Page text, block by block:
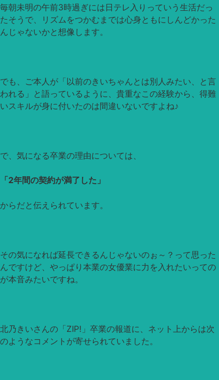
毎朝未明の午前3時過ぎには日テレ入りっていう生活だっ
たそうで、リズムをつかむまでは心身ともにしんどかった
んじゃないかと想像します。
でも、ご本人が「以前のきいちゃんとは別人みたい、と言
われる」と語っているように、貴重なこの経験から、得難
いスキルが身に付いたのは間違いないですよね♪
で、気になる卒業の理由については、
「2年間の契約が満了した」
からだと伝えられています。
その気になれば延長できるんじゃないのぉ～？って思った
んですけど、やっぱり本業の女優業に力を入れたいっての
が本音みたいですね。
北乃きいさんの「ZIP!」卒業の報道に、ネット上からは次
のようなコメントが寄せられていました。